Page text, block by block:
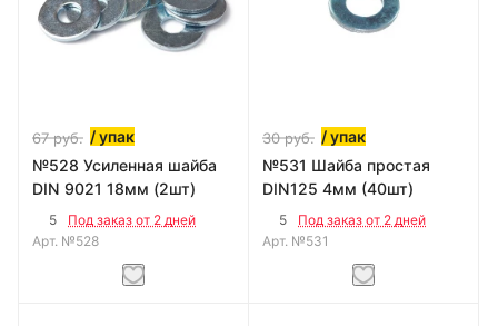
67руб. / упак
№528 Усиленная шайба
DIN 9021 18мм (2шт)
5
Под заказ от 2 дней
Арт. №528
30руб. / упак
№531 Шайба простая
DIN125 4мм (40шт)
5
Под заказ от 2 дней
Арт. №531